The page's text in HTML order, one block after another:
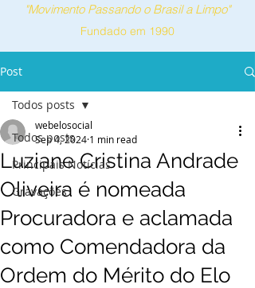
"Movimento Passando o Brasil a Limpo"
Fundado em 1990
Post
Todos posts
Principais Notícias
Gravações
Todos posts
Luziane Cristina Andrade
Oliveira é nomeada
Procuradora e aclamada
como Comendadora da
Ordem do Mérito do Elo
webelosocial
Sep 4, 2024 1 min read